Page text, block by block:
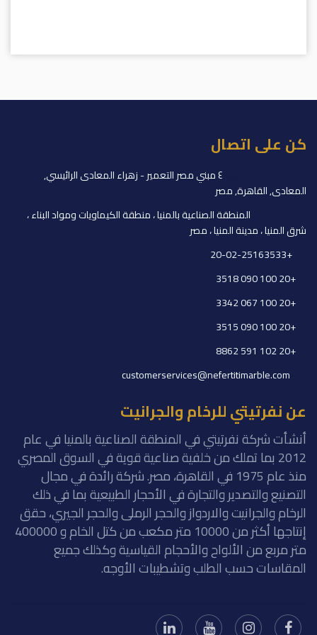
كن على اتصال
٤ مبني مصر التعمير - زهراء المعادى الرائيسي,
المعادى, القاهرة, مصر
المنطقة الصناعية بالمنيا ، منطقة الكيماويات ومواد البناء ،
شرق المنيا ، مدينة المنيا ، مصر
+20-02-25163533
+20 100 090 3518
+20 100 067 3342
+20 100 090 3515
+20 102 591 8862
عن نفرتيتي للرخام والجرانيت
أنشأت شركة نفرتيتي في المنطقة الصناعية بالمنيا في عام
2012 بما تملك من خلفية صناعية قوية في السوق المصري
منذ عام 1975 في القاهرة، مصر. شركة رائدة في مجال
التصنيع والتصدير والتجارة في الأحجار الطبيعية بما في ذلك
الرخام والجرانيت والاردواز والحجر الرملى والحجر الجيري، حقق
إنتاجها أكثر من 10000 متر مكعب من كتل الخام و 400000
متر مربع من الألواح والأحجام القياسية وكذلك جميع
المقاسات حسب الطلب وتشطيبات الأوجه.